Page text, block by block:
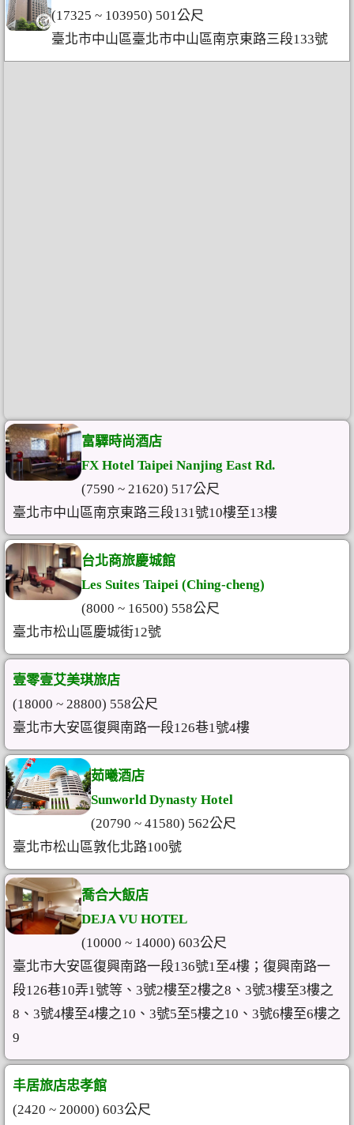
(17325 ~ 103950) 501公尺
臺北市中山區臺北市中山區南京東路三段133號
富驛時尚酒店
FX Hotel Taipei Nanjing East Rd.
(7590 ~ 21620) 517公尺
臺北市中山區南京東路三段131號10樓至13樓
台北商旅慶城館
Les Suites Taipei (Ching-cheng)
(8000 ~ 16500) 558公尺
臺北市松山區慶城街12號
壹零壹艾美琪旅店
(18000 ~ 28800) 558公尺
臺北市大安區復興南路一段126巷1號4樓
茹曦酒店
Sunworld Dynasty Hotel
(20790 ~ 41580) 562公尺
臺北市松山區敦化北路100號
喬合大飯店
DEJA VU HOTEL
(10000 ~ 14000) 603公尺
臺北市大安區復興南路一段136號1至4樓；復興南路一
段126巷10弄1號等、3號2樓至2樓之8、3號3樓至3樓之
8、3號4樓至4樓之10、3號5至5樓之10、3號6樓至6樓之
9
丰居旅店忠孝館
(2420 ~ 20000) 603公尺